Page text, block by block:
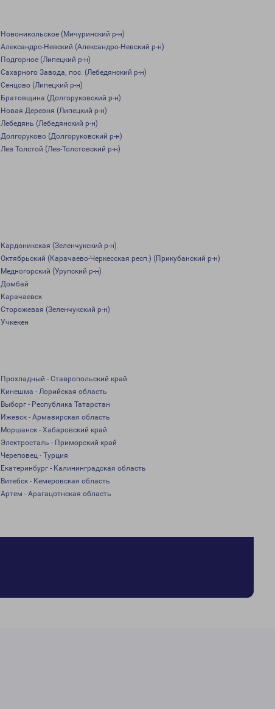
Новоникольское (Мичуринский р-н)
Александро-Невский (Александро-Невский р-н)
Подгорное (Липецкий р-н)
Сахарного Завода, пос. (Лебедянский р-н)
Сенцово (Липецкий р-н)
Братовщина (Долгоруковский р-н)
Новая Деревня (Липецкий р-н)
Лебедянь (Лебедянский р-н)
Долгоруково (Долгоруковский р-н)
Лев Толстой (Лев-Толстовский р-н)
Кардоникская (Зеленчукский р-н)
Октябрьский (Карачаево-Черкесская респ.) (Прикубанский р-н)
Медногорский (Урупский р-н)
Домбай
Карачаевск
Сторожевая (Зеленчукский р-н)
Учкекен
Прохладный - Ставропольский край
Кинешма - Лорийская область
Выборг - Республика Татарстан
Ижевск - Армавирская область
Моршанск - Хабаровский край
Электросталь - Приморский край
Череповец - Турция
Екатеринбург - Калининградская область
Витебск - Кемеровская область
Артем - Арагацотнская область